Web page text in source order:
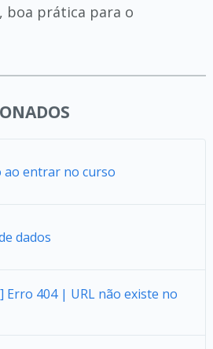
boa prática para o
ao entrar no curso
dados
Erro 404 | URL não existe no